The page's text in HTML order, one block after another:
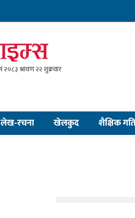
लेख-रचना खेलकुद शैक्षिक